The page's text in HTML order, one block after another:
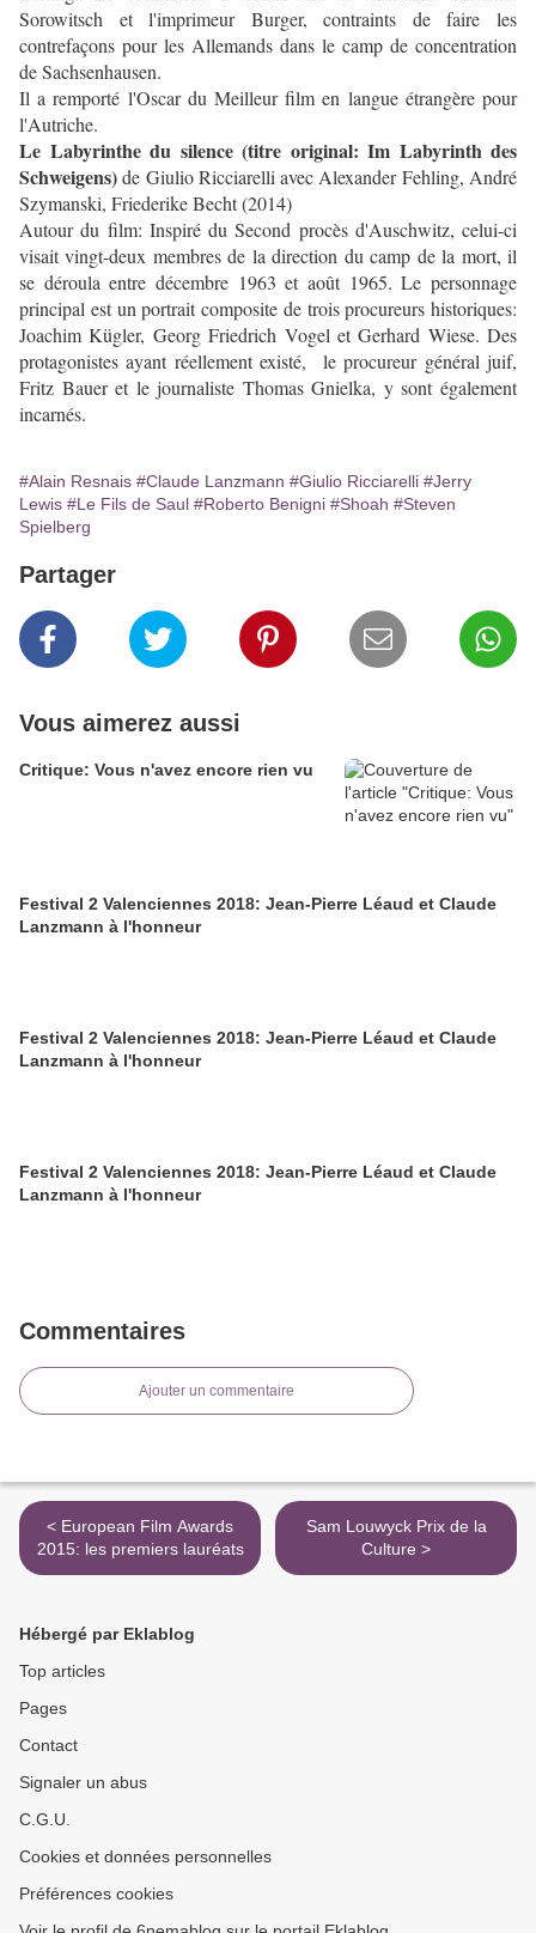
Sorowitsch et l'imprimeur Burger, contraints de faire les
contrefaçons pour les Allemands dans le camp de concentration
de Sachsenhausen.
Il a remporté l'Oscar du Meilleur film en langue étrangère pour
l'Autriche.
Le Labyrinthe du silence (titre original: Im Labyrinth des
Schweigens)de Giulio Ricciarelli avec Alexander Fehling, André
Szymanski, Friederike Becht (2014)
Autour du film: Inspiré du Second procès d'Auschwitz, celui-ci
visait vingt-deux membres de la direction du camp de la mort, il
se déroula entre décembre 1963 et août 1965. Le personnage
principal est un portrait composite de trois procureurs historiques:
Joachim Kügler, Georg Friedrich Vogel et Gerhard Wiese. Des
protagonistes ayant réellement existé, le procureur général juif,
Fritz Bauer et le journaliste Thomas Gnielka, y sont également
incarnés.
#Alain Resnais #Claude Lanzmann #Giulio Ricciarelli #Jerry
Lewis #Le Fils de Saul #Roberto Benigni #Shoah #Steven
Spielberg
Partager
Vous aimerez aussi
Critique: Vous n'avez encore rien vu
Festival 2 Valenciennes 2018: Jean-Pierre Léaud et Claude
Lanzmann à l'honneur
Festival 2 Valenciennes 2018: Jean-Pierre Léaud et Claude
Lanzmann à l'honneur
Festival 2 Valenciennes 2018: Jean-Pierre Léaud et Claude
Lanzmann à l'honneur
Commentaires
Ajouter un commentaire
< European Film Awards
2015: les premiers lauréats
Sam Louwyck Prix de la
Culture >
Hébergé par Eklablog
Top articles
Pages
Contact
Signaler un abus
C.G.U.
Cookies et données personnelles
Préférences cookies